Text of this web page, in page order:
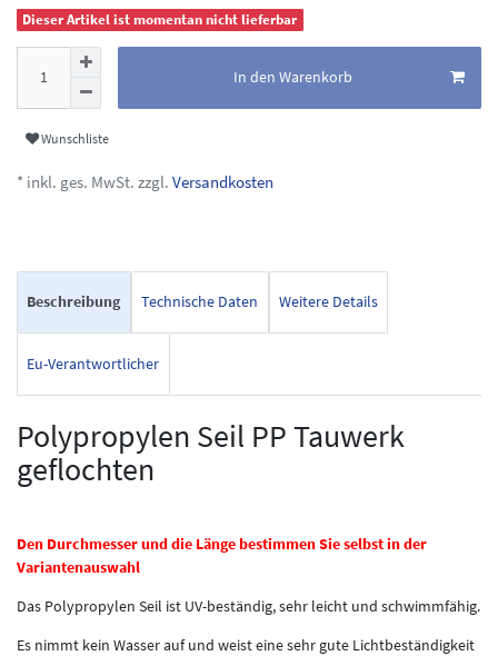
Dieser Artikel ist momentan nicht lieferbar
In den Warenkorb
Wunschliste
* inkl. ges. MwSt. zzgl. Versandkosten
Beschreibung Technische Daten Weitere Details
Eu-Verantwortlicher
Polypropylen Seil PP Tauwerk
geflochten
Den Durchmesser und die Länge bestimmen Sie selbst in der
Variantenauswahl
Das Polypropylen Seil ist UV-beständig, sehr leicht und schwimmfähig.
Es nimmt kein Wasser auf und weist eine sehr gute Lichtbeständigkeit